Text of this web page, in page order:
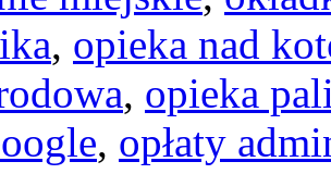
, opieka nad
, opieka
, opłaty